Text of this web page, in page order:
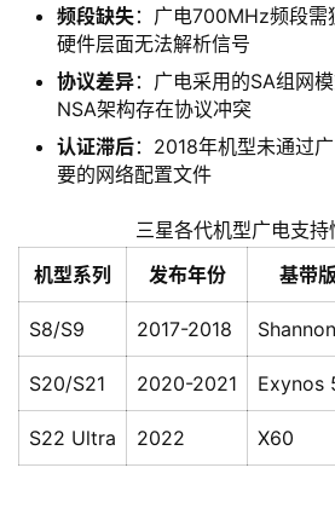
频段缺失：广电700MHz频段需
硬件层面无法解析信号
协议差异：广电采用的SA组网
NSA架构存在协议冲突
认证滞后：2018年机型未通过
要的网络配置文件
三星各代机型广电支持
机型系列
发布年份 基带
S8/S9 2017-2018
S20/S21 2020-2021 Exynos
S22 Ultra 2022 X60